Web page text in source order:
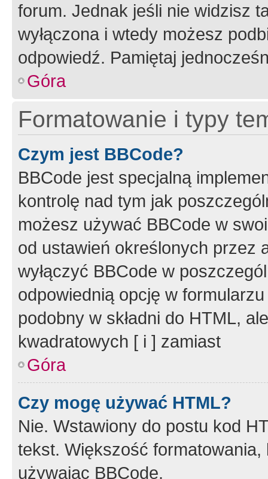
forum. Jednak jeśli nie widzisz
wyłączona i wtedy możesz
odpowiedź. Pamiętaj
Góra
Formatowanie i typy
Czym jest BBCode?
BBCode jest specjalną
kontrolę nad tym jak
możesz używać BBCode w
od ustawień określonych przez
wyłączyć BBCode w
odpowiednią opcję w
podobny w składni do HTML,
kwadratowych [ i ] zamiast
Góra
Czy mogę używać HTML?
Nie. Wstawiony do postu kod
tekst. Większość
używając BBCode.